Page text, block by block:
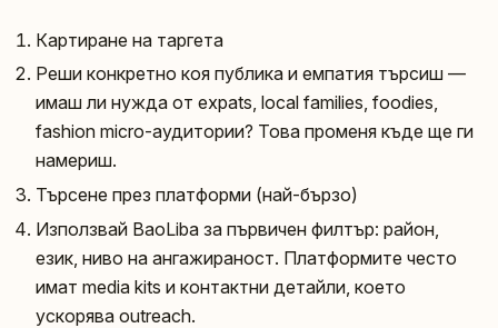
Картиране на таргета
Реши конкретно коя публика и емпатия търсиш —
имаш ли нужда от expats, local families, foodies,
fashion micro-аудитории? Това променя къде ще ги
намериш.
Търсене през платформи (най-бързо)
Използвай BaoLiba за първичен филтър: район,
език, ниво на ангажираност. Платформите често
имат media kits и контактни детайли, което
ускорява outreach.